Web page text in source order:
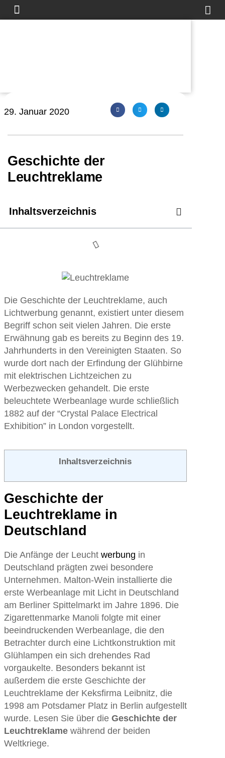
29. Januar 2020
Geschichte der
Leuchtreklame
Inhaltsverzeichnis
Die Geschichte der Leuchtreklame, auch
Lichtwerbung genannt, existiert unter diesem
Begriff schon seit vielen Jahren. Die erste
Erwähnung gab es bereits zu Beginn des 19.
Jahrhunderts in den Vereinigten Staaten. So
wurde dort nach der Erfindung der Glühbirne
mit elektrischen Lichtzeichen zu
Werbezwecken gehandelt. Die erste
beleuchtete Werbeanlage wurde schließlich
1882 auf der “Crystal Palace Electrical
Exhibition” in London vorgestellt.
Inhaltsverzeichnis
Geschichte der
Leuchtreklame in
Deutschland
Die Anfänge der Leucht werbung in
Deutschland prägten zwei besondere
Unternehmen. Malton-Wein installierte die
erste Werbeanlage mit Licht in Deutschland
am Berliner Spittelmarkt im Jahre 1896. Die
Zigarettenmarke Manoli folgte mit einer
beeindruckenden Werbeanlage, die den
Betrachter durch eine Lichtkonstruktion mit
Glühlampen ein sich drehendes Rad
vorgaukelte. Besonders bekannt ist
außerdem die erste Geschichte der
Leuchtreklame der Keksfirma Leibnitz, die
1998 am Potsdamer Platz in Berlin aufgestellt
wurde. Lesen Sie über dieGeschichte der
Leuchtreklamewährend der beiden
Weltkriege.